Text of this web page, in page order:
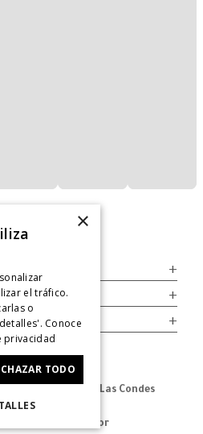
+
+
+
Condes #11281 - Las Condes
tiendas
derechos de autor
×
el tráfico.
o
Conoce
privacidad
TODO